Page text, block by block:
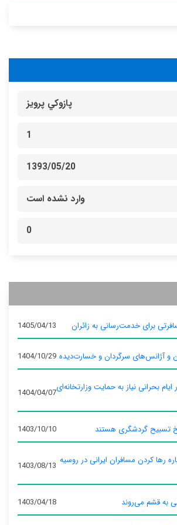
پازوكي پرويز
1
1393/05/20
وارد نشده است
0
برای خدمت‌رسانی به زائران 1405/04/13
و آژانس‌های سرگردان و خسارت‌دیده 1404/10/29
بحرانی نیاز به حمایت وزارتخانه‌ای1404/04/07
تسبیح گردشگری هستند 1403/10/10
رها کردن مسافران ایرانی در روسیه 1403/08/13
به قشم می‌روند 1403/04/18